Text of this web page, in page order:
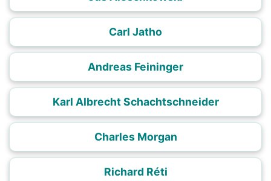
Carl Jatho
Andreas Feininger
Karl Albrecht Schachtschneider
Charles Morgan
Richard Réti